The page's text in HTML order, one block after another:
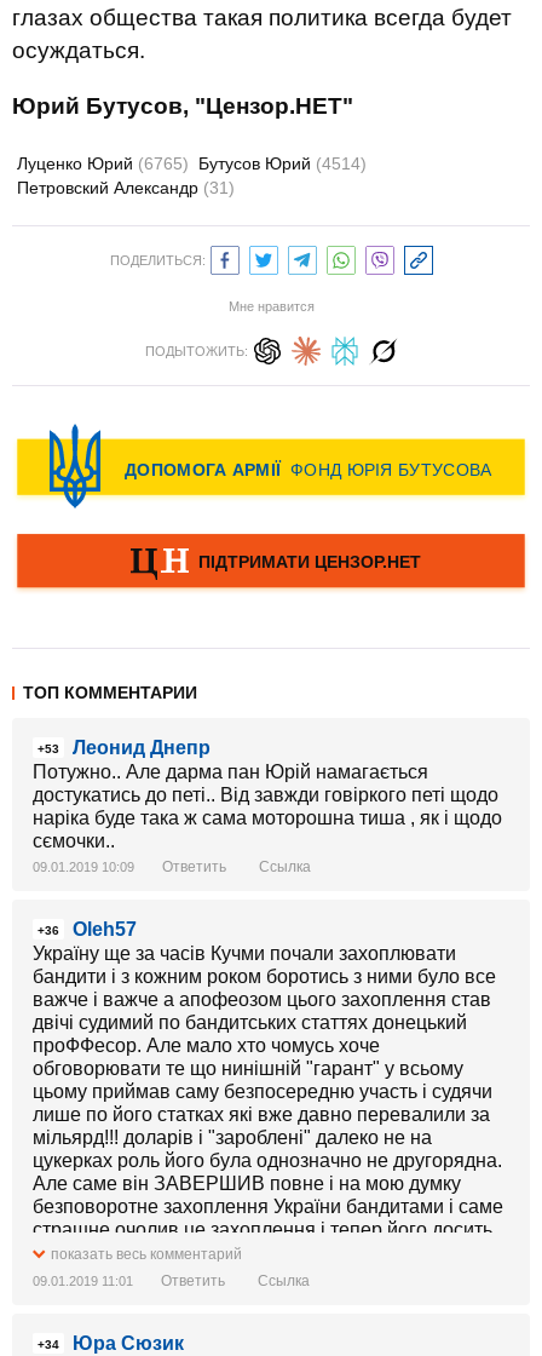
глазах общества такая политика всегда будет
осуждаться.
Юрий Бутусов, "Цензор.НЕТ"
Луценко Юрий (6765) Бутусов Юрий (4514)
Петровский Александр (31)
ПОДЕЛИТЬСЯ:
Мне нравится
ПОДЫТОЖИТЬ:
ТОП КОММЕНТАРИИ
+53
Леонид Днепр
Потужно.. Але дарма пан Юрій намагається
достукатись до петі.. Від завжди говіркого петі щодо
наріка буде така ж сама моторошна тиша , як і щодо
сємочки..
09.01.2019 10:09 Ответить Ссылка
+36
Oleh57
Україну ще за часів Кучми почали захоплювати
бандити і з кожним роком боротись з ними було все
важче і важче а апофеозом цього захоплення став
двічі судимий по бандитських статтях донецький
проФФесор. Але мало хто чомусь хоче
обговорювати те що нинішній "гарант" у всьому
цьому приймав саму безпосередню участь і судячи
лише по його статках які вже давно перевалили за
мільярд!!! доларів і "зароблені" далеко не на
цукерках роль його була однозначно не другорядна.
Але саме він ЗАВЕРШИВ повне і на мою думку
безповоротне захоплення України бандитами і саме
страшне очолив це захоплення і тепер його досить
успішно легалізує!
показать весь комментарий
09.01.2019 11:01 Ответить Ссылка
+34
Юра Сюзик